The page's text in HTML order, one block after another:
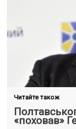
Читайте також
«поховав»